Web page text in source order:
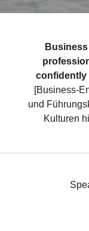
confidently
[Business-
und
Kulturen